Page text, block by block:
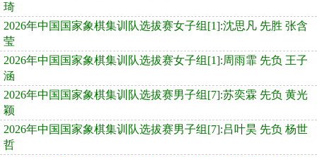
琦
2026年中国国家象棋集训队选拔赛女子组[1]:沈思凡 先胜 张含
莹
2026年中国国家象棋集训队选拔赛女子组[1]:周雨霏 先负 王子
涵
2026年中国国家象棋集训队选拔赛男子组[7]:苏奕霖 先负 黄光
颖
2026年中国国家象棋集训队选拔赛男子组[7]:吕叶昊 先负 杨世
哲